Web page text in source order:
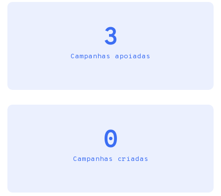
3
Campanhas apoiadas
0
Campanhas criadas